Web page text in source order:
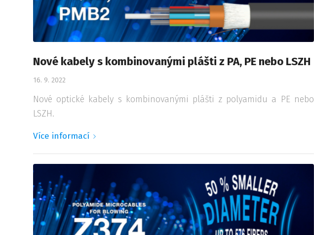
Nové kabely s kombinovanými plášti z PA, PE nebo LSZH
16. 9. 2022
Nové optické kabely s kombinovanými plášti z polyamidu a PE nebo
LSZH.
Více informací